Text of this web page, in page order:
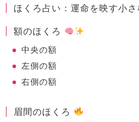
ほくろ占い：運命を映す小さ
額のほくろ
中央の額
左側の額
右側の額
眉間のほくろ